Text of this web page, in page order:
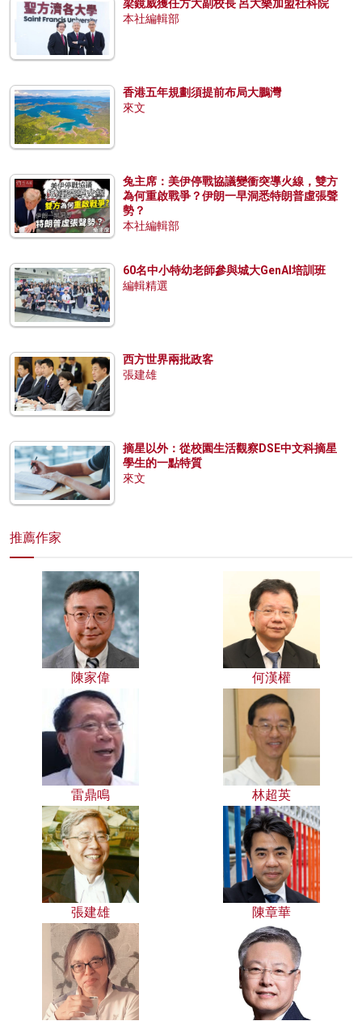
梁鏡威獲任方大副校長 呂大樂加盟社科院
本社編輯部
香港五年規劃須提前布局大鵬灣
來文
兔主席：美伊停戰協議變衝突導火線，雙方
為何重啟戰爭？伊朗一早洞悉特朗普虛張聲
勢？
本社編輯部
60名中小特幼老師參與城大GenAI培訓班
編輯精選
西方世界兩批政客
張建雄
摘星以外：從校園生活觀察DSE中文科摘星
學生的一點特質
來文
推薦作家
陳家偉 何漢權
雷鼎鳴 林超英
張建雄 陳章華